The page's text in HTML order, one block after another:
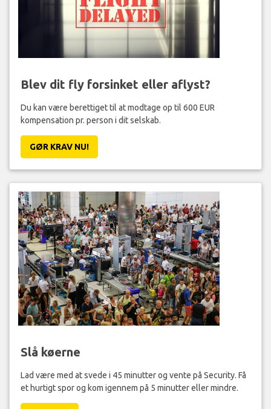
Blev dit fly forsinket eller aflyst?
Du kan være berettiget til at modtage op til 600 EUR
kompensation pr. person i dit selskab.
GØR KRAV NU!
Slå køerne
Lad være med at svede i 45 minutter og vente på Security. Få
et hurtigt spor og kom igennem på 5 minutter eller mindre.